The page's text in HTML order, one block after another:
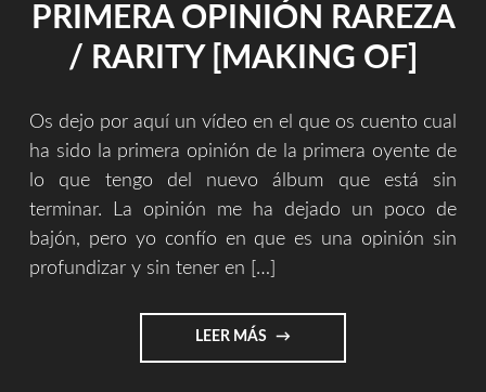
PRIMERA OPINIÓN RAREZA
/ RARITY [MAKING OF]
Os dejo por aquí un vídeo en el que os cuento cual
ha sido la primera opinión de la primera oyente de
lo que tengo del nuevo álbum que está sin
terminar. La opinión me ha dejado un poco de
bajón, pero yo confío en que es una opinión sin
profundizar y sin tener en […]
LEER MÁS "PRIMERA
OPINIÓN